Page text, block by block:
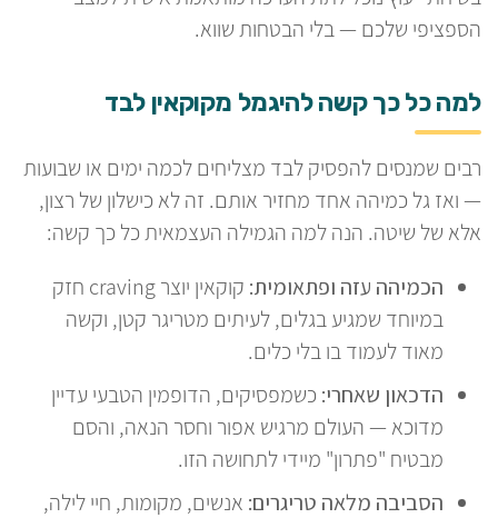
הספציפי שלכם — בלי הבטחות שווא.
למה כל כך קשה להיגמל מקוקאין לבד
רבים שמנסים להפסיק לבד מצליחים לכמה ימים או שבועות
— ואז גל כמיהה אחד מחזיר אותם. זה לא כישלון של רצון,
אלא של שיטה. הנה למה הגמילה העצמאית כל כך קשה:
הכמיהה עזה ופתאומית:
קוקאין יוצר craving חזק
במיוחד שמגיע בגלים, לעיתים מטריגר קטן, וקשה
מאוד לעמוד בו בלי כלים.
הדכאון שאחרי: כשמפסיקים, הדופמין הטבעי עדיין
מדוכא — העולם מרגיש אפור וחסר הנאה, והסם
מבטיח "פתרון" מיידי לתחושה הזו.
הסביבה מלאה טריגרים: אנשים, מקומות, חיי לילה,